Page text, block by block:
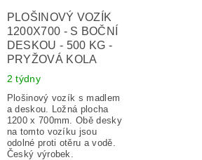
PLOŠINOVÝ VOZÍK
1200X700 - S BOČNÍ
DESKOU - 500 KG -
PRYŽOVÁ KOLA
2 týdny
Plošinový vozík s madlem
a deskou. Ložná plocha
1200 x 700mm. Obě desky
na tomto vozíku jsou
odolné proti otěru a vodě.
Český výrobek.